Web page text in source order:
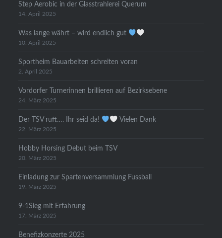
Step Aerobic in der Glasstrahlerei Querum
14. April 2025
Was lange währt – wird endlich gut
10. April 2025
Sportheim Bauarbeiten schreiten voran
2. April 2025
Vordorfer Turnerinnen brillieren auf Bezirksebene
24. März 2025
Der TSV ruft…. Ihr seid da! Vielen Dank
22. März 2025
Hobby Horsing Debut beim TSV
20. März 2025
Einladung zur Spartenversammlung Fussball
19. März 2025
9-1Sieg mit Erfahrung
17. März 2025
Benefizkonzerte 2025